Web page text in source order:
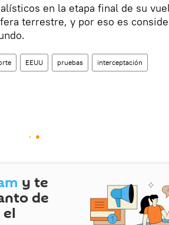
en la etapa final de su
terrestre, y por eso es
EEUU pruebas interceptación
y te
de